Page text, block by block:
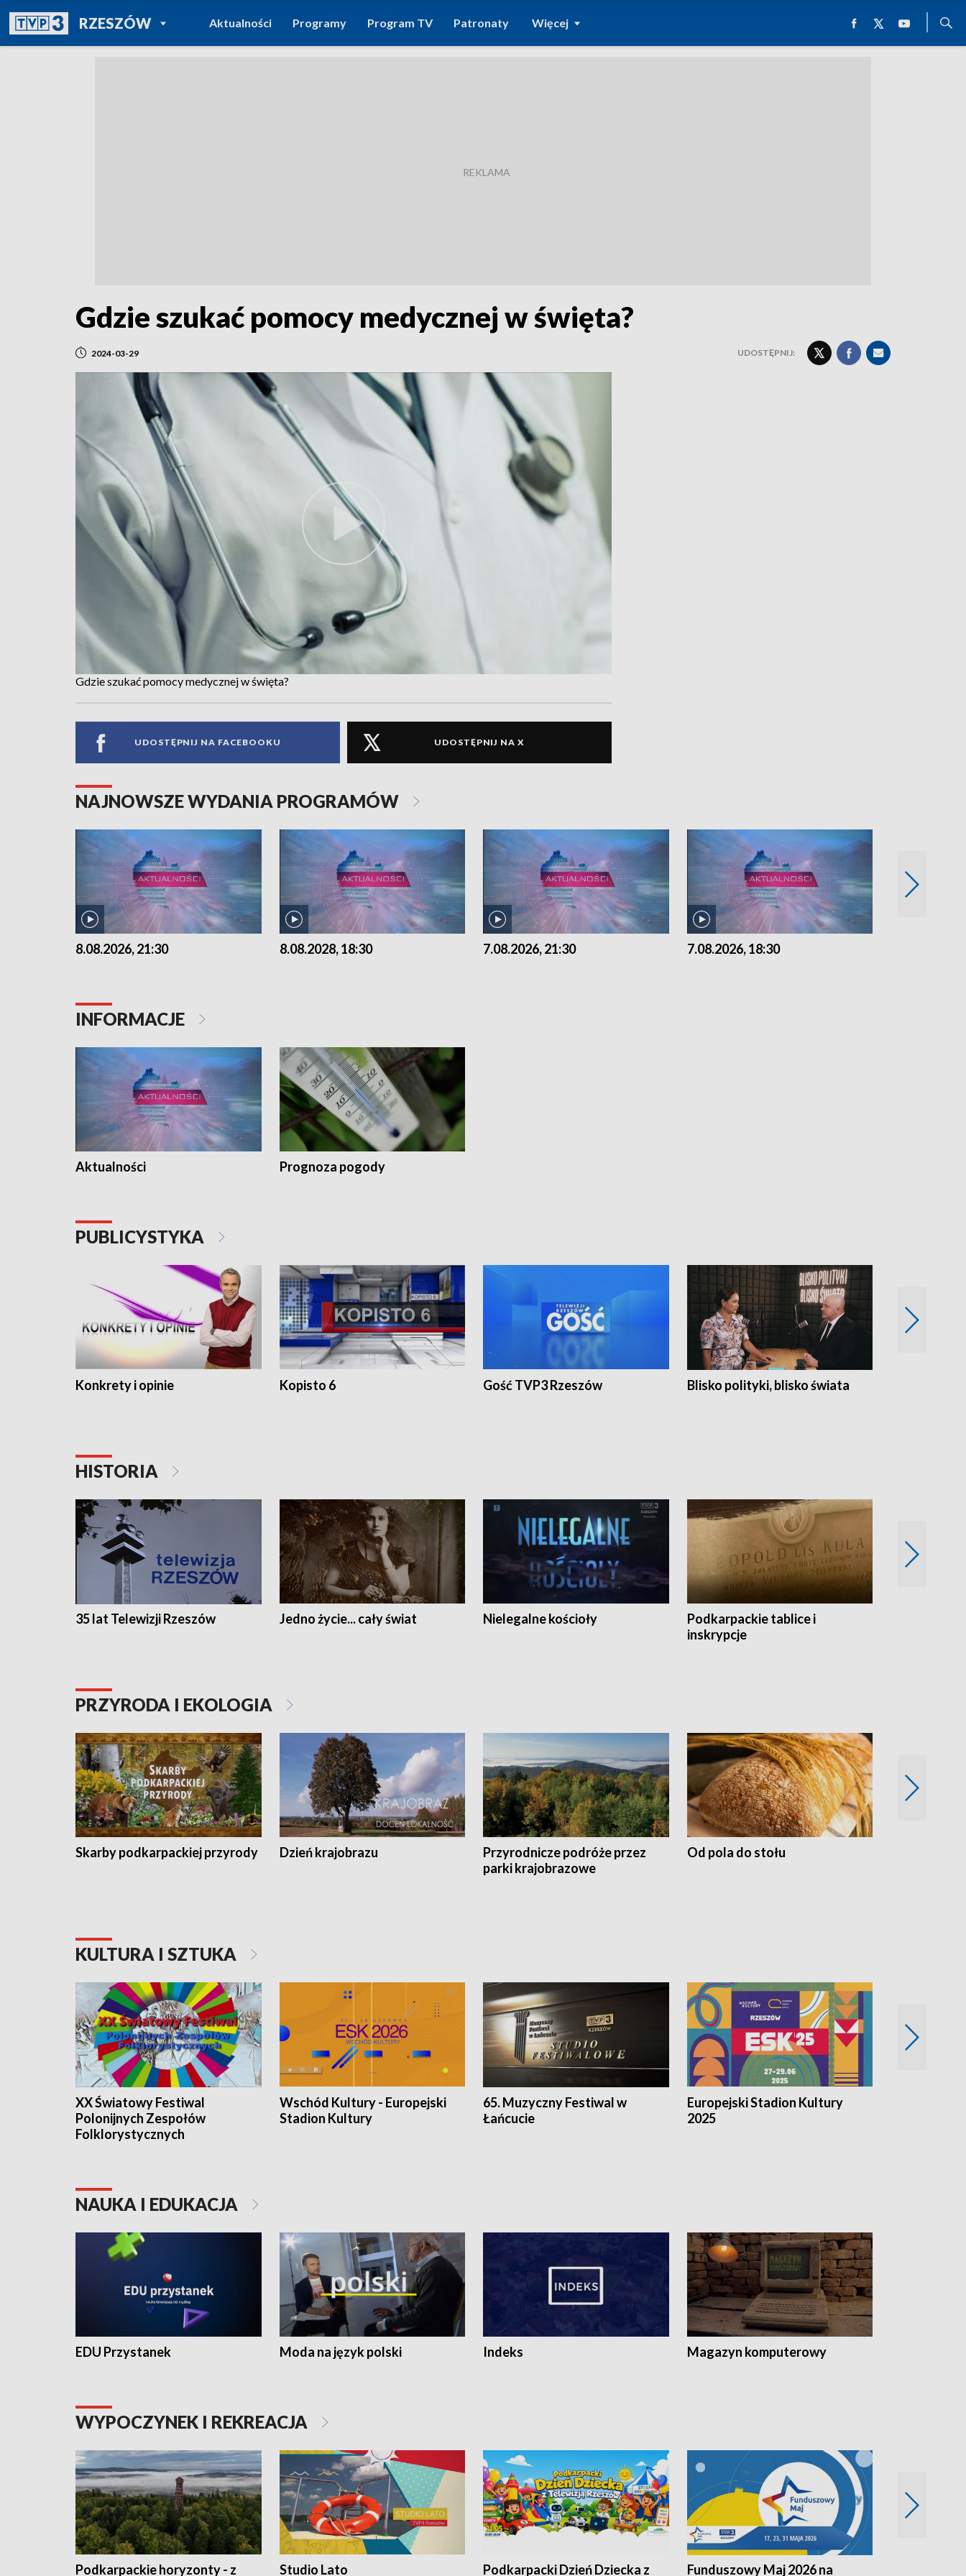
RZESZÓWPOWRÓT DO
TVP REGIONY
Aktualności Programy Program TV Patronaty Więcej
Gdzie szukać pomocy medycznej w święta?
2024-03-29 UDOSTĘPNIJ:
Gdzie szukać pomocy medycznej w święta?
UDOSTĘPNIJ NA FACEBOOKU UDOSTĘPNIJ NA X
NAJNOWSZE WYDANIA PROGRAMÓW
8.08.2026, 21:30 8.08.2028, 18:30 7.08.2026, 21:30 7.08.2026, 18:30
INFORMACJE
Aktualności Prognoza pogody
PUBLICYSTYKA
Konkrety i opinie Kopisto 6 Gość TVP3 Rzeszów Blisko polityki, blisko świata
HISTORIA
35 lat Telewizji Rzeszów Jedno życie... cały świat Nielegalne kościoły
Podkarpackie tablice i
inskrypcje
PRZYRODA I EKOLOGIA
Skarby podkarpackiej przyrody Dzień krajobrazu
Przyrodnicze podróże przez
parki krajobrazowe
Od pola do stołu
KULTURA I SZTUKA
XX Światowy Festiwal
Polonijnych Zespołów
Folklorystycznych
Wschód Kultury - Europejski
Stadion Kultury
65. Muzyczny Festiwal w
Łańcucie
Europejski Stadion Kultury
2025
NAUKA I EDUKACJA
EDU Przystanek Moda na język polski Indeks Magazyn komputerowy
WYPOCZYNEK I REKREACJA
Podkarpackie horyzonty - z Studio Lato Podkarpacki Dzień Dziecka z Funduszowy Maj 2026 na